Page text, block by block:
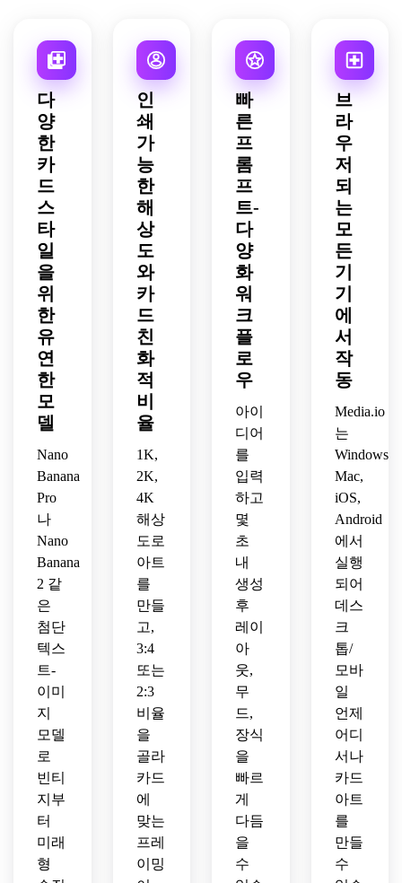
한 종
이 질
감,
수집
및 인
쇄 가
능한
타로
테마
조커
카드
아트
워크.
높은
대비,
드 바
탕,
찢어
진 모
서리,
잉크
와 컷
아웃
디테
일,
현대
수집
예술
미학,
구조
적이
면서
도 표
현적
인 풀
레이
아웃.
다
양
한
카
드
스
타
일
을
위
한
유
연
한
모
델
Nano
Banana
Pro
나
Nano
Banana
2 같
은
첨단
텍스
트-
이미
지
모델
로
빈티
지부
터
미래
형
인
쇄
가
능
한
해
상
도
와
카
드
친
화
적
비
율
1K,
2K,
4K
해상
도로
아트
를
만들
고,
3:4
또는
2:3
비율
을
골라
카드
에
맞는
프레
이밍
빠
른
프
롬
프
트-
다
양
화
워
크
플
로
우
아이
디어
를
입력
하고
몇
초
내
생성
후
레이
아
웃,
무
드,
장식
을
빠르
게
다듬
을
수
브
라
우
저
되
는
모
든
기
기
에
서
작
동
Media.io
는
Windows,
Mac,
iOS,
Android
에서
실행
되어
데스
크
톱/
모바
일
언제
어디
서나
카드
아트
를
만들
수